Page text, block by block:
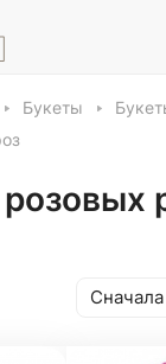
Букеты